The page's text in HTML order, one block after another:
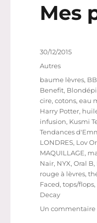
Mes
Publié
30/12/2015
Catégories
Autres
Étiquettes
baume lèvres,
Benefit,
cire,cotons,eau
Harry Potter,
infusion, Kusmi
Tendances
LONDRES, Lov
MAQUILLAGE,
Nair, NYX,Oral B,
rouge à lèvres,
Faced,tops/flops,
Decay
Un commentaire